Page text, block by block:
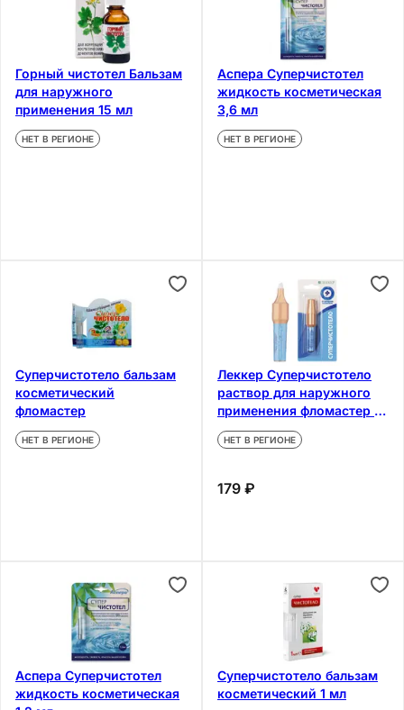
Горный чистотел Бальзам
для наружного
применения 15 мл
НЕТ В РЕГИОНЕ
Аспера Суперчистотел
жидкость косметическая
3,6 мл
НЕТ В РЕГИОНЕ
Суперчистотело бальзам
косметический
фломастер
НЕТ В РЕГИОНЕ
Леккер Суперчистотело
раствор для наружного
применения фломастер 5
мл
НЕТ В РЕГИОНЕ
179 ₽
Аспера Суперчистотел
жидкость косметическая
Суперчистотело бальзам
косметический 1 мл